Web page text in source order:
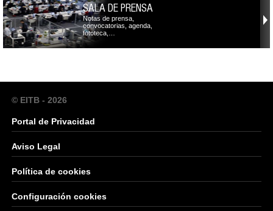
SALA DE PRENSA
Notas de prensa,
convocatorias, agenda,
fototeca,…
© EITB - 2026
Portal de Privacidad
Aviso Legal
Política de cookies
Configuración cookies